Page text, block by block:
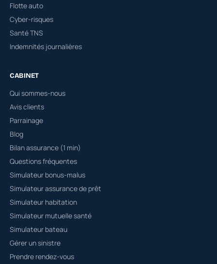
Flotte auto
Cyber-risques
Santé TNS
Indemnités journalières
CABINET
Qui sommes-nous
Avis clients
Parrainage
Blog
Bilan assurance (1 min)
Questions fréquentes
Simulateur bonus-malus
Simulateur assurance de prêt
Simulateur habitation
Simulateur mutuelle santé
Simulateur bateau
Gérer un sinistre
Prendre rendez-vous